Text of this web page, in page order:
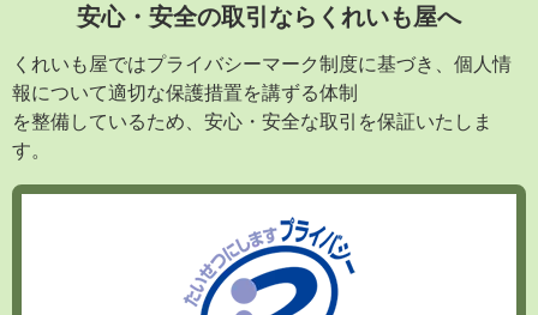
報について適切な保護措置を講ずる体制
を整備しているため、安心・安全な取引を保証いたしま
す。